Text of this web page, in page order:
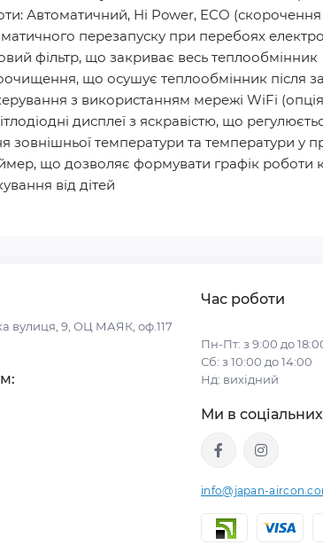
Автоматичний, Hi Power, ECO
перезапуску при перебоях
фільтр, що закриває весь теплообмінник
що осушує теплообмінник після
з використанням мережі WiFi
дисплеї з яскравістю, що
зовнішньої температури та температури у
що дозволяє формувати графік роботи
від дітей
вулиця, 9, ОЦ МАЯК, оф.117
Час роботи
Пн-Пт: з 9:00 до
Сб: з 10:00 до 14:00
Нд: вихідний
Ми в
info@japan-